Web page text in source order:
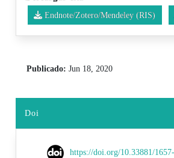
Endnote/Zotero/Mendeley (RIS)
Publicado: Jun 18, 2020
Doi
https://doi.org/10.33881/